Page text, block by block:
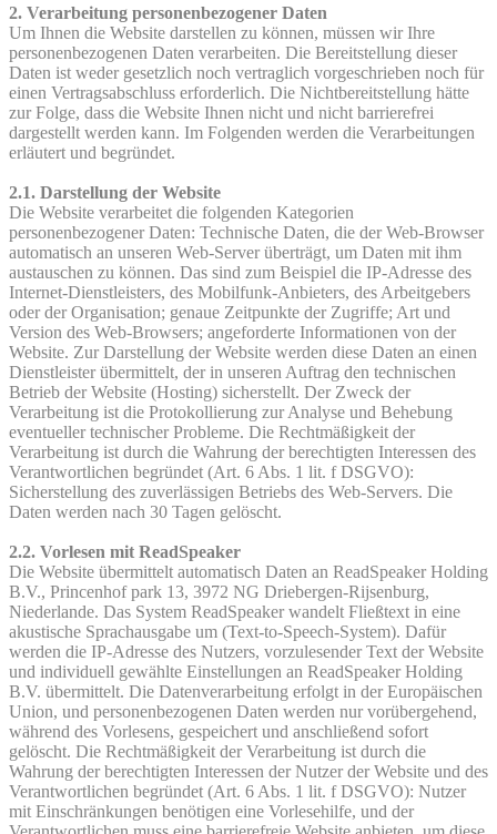
2. Verarbeitung personenbezogener Daten
Um Ihnen die Website darstellen zu können, müssen wir Ihre
personenbezogenen Daten verarbeiten. Die Bereitstellung dieser
Daten ist weder gesetzlich noch vertraglich vorgeschrieben noch für
einen Vertragsabschluss erforderlich. Die Nichtbereitstellung hätte
zur Folge, dass die Website Ihnen nicht und nicht barrierefrei
dargestellt werden kann. Im Folgenden werden die Verarbeitungen
erläutert und begründet.
2.1. Darstellung der Website
Die Website verarbeitet die folgenden Kategorien
personenbezogener Daten: Technische Daten, die der Web-Browser
automatisch an unseren Web-Server überträgt, um Daten mit ihm
austauschen zu können. Das sind zum Beispiel die IP-Adresse des
Internet-Dienstleisters, des Mobilfunk-Anbieters, des Arbeitgebers
oder der Organisation; genaue Zeitpunkte der Zugriffe; Art und
Version des Web-Browsers; angeforderte Informationen von der
Website. Zur Darstellung der Website werden diese Daten an einen
Dienstleister übermittelt, der in unseren Auftrag den technischen
Betrieb der Website (Hosting) sicherstellt. Der Zweck der
Verarbeitung ist die Protokollierung zur Analyse und Behebung
eventueller technischer Probleme. Die Rechtmäßigkeit der
Verarbeitung ist durch die Wahrung der berechtigten Interessen des
Verantwortlichen begründet (Art. 6 Abs. 1 lit. f DSGVO):
Sicherstellung des zuverlässigen Betriebs des Web-Servers. Die
Daten werden nach 30 Tagen gelöscht.
2.2. Vorlesen mit ReadSpeaker
Die Website übermittelt automatisch Daten an ReadSpeaker Holding
B.V., Princenhof park 13, 3972 NG Driebergen-Rijsenburg,
Niederlande. Das System ReadSpeaker wandelt Fließtext in eine
akustische Sprachausgabe um (Text-to-Speech-System). Dafür
werden die IP-Adresse des Nutzers, vorzulesender Text der Website
und individuell gewählte Einstellungen an ReadSpeaker Holding
B.V. übermittelt. Die Datenverarbeitung erfolgt in der Europäischen
Union, und personenbezogenen Daten werden nur vorübergehend,
während des Vorlesens, gespeichert und anschließend sofort
gelöscht. Die Rechtmäßigkeit der Verarbeitung ist durch die
Wahrung der berechtigten Interessen der Nutzer der Website und des
Verantwortlichen begründet (Art. 6 Abs. 1 lit. f DSGVO): Nutzer
mit Einschränkungen benötigen eine Vorlesehilfe, und der